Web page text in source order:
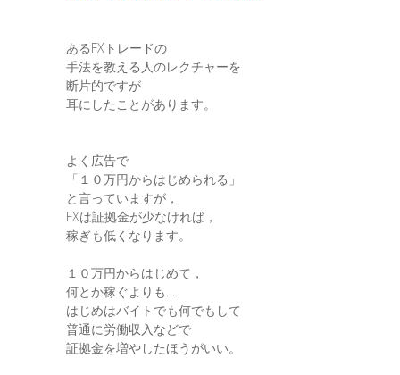
あるFXトレードの
手法を教える人のレクチャーを
断片的ですが
耳にしたことがあります。
よく広告で
「１０万円からはじめられる」
と言っていますが，
FXは証拠金が少なければ，
稼ぎも低くなります。
１０万円からはじめて，
何とか稼ぐよりも…
はじめはバイトでも何でもして
普通に労働収入などで
証拠金を増やしたほうがいい。